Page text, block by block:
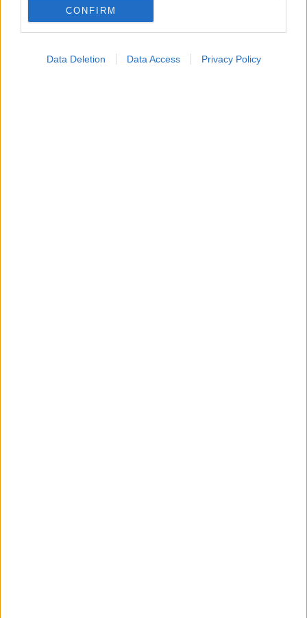
CONFIRM
Data Deletion Data Access Privacy Policy